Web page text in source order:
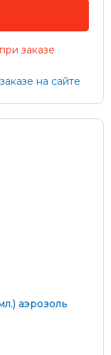
заказе
на сайте
аэрозоль